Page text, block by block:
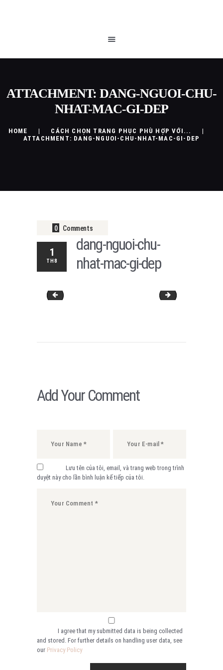
ATTACHMENT: DANG-NGUOI-CHU-
NHAT-MAC-GI-DEP
HOME
CÁCH CHỌN TRANG PHỤC PHÙ HỢP VỚI...
ATTACHMENT: DANG-NGUOI-CHU-NHAT-MAC-GI-DEP
CHÍNH SÁCH
0 Comments
1
TH8
dang-nguoi-chu-
nhat-mac-gi-dep
dang-nguoi-qua-le-mac-the-nao than-hinh-dong-ho-
Add Your Comment
Lưu tên của tôi, email, và trang web trong trình
duyệt này cho lần bình luận kế tiếp của tôi.
I agree that my submitted data is being collected
and stored. For further details on handling user data, see
our Privacy Policy